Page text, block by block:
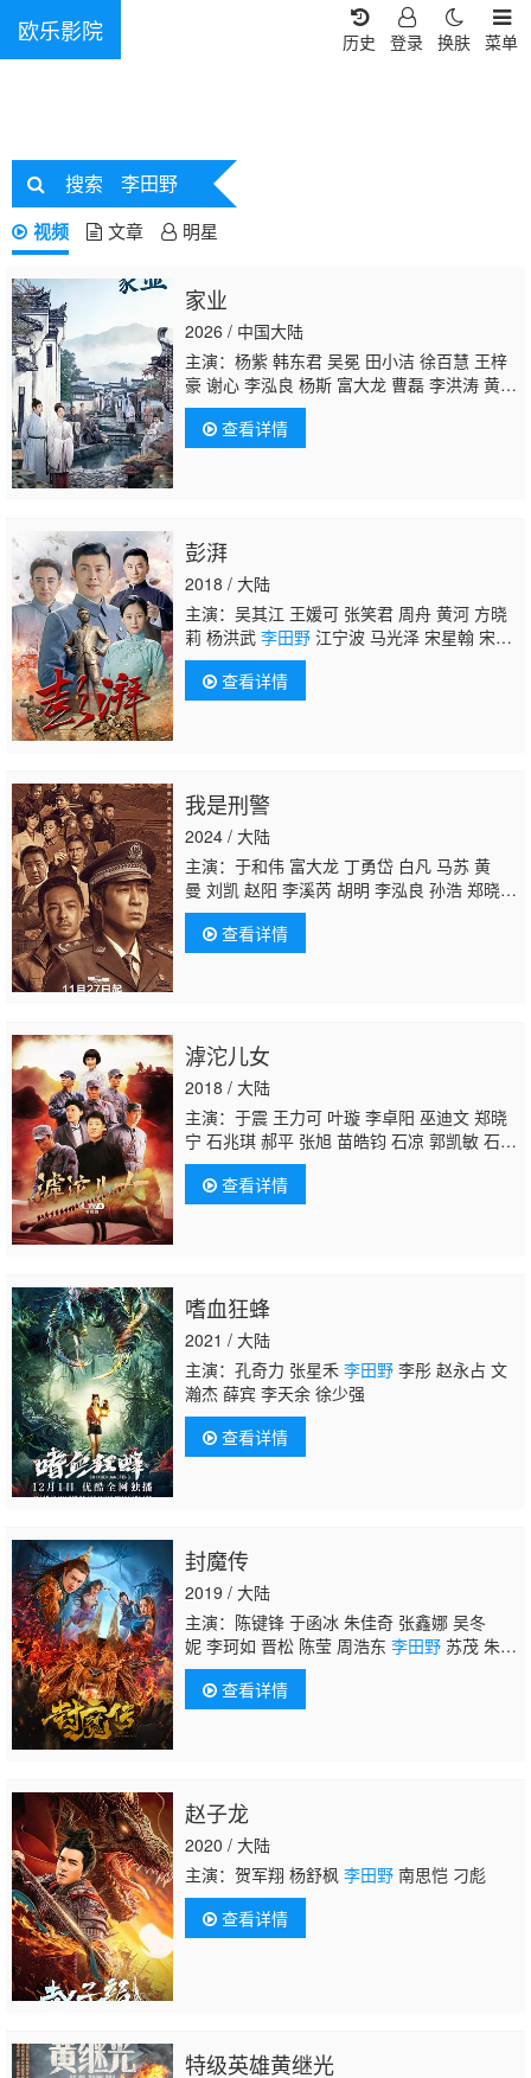
欧乐影院 菜单
换肤
登录
历史
搜索 李田野
视频 文章 明星
家业
2026 / 中国大陆
主演：杨紫 韩东君 吴冕 田小洁 徐百慧 王梓
豪 谢心 李泓良 杨斯 富大龙 曹磊 李洪涛 黄
曼 张喜前 李宝安 朱辉 刘涛 刘凯 红花 周
知 李春嫒 王婉娟 王玉宁 李煜 舒燕 付嘉 王文
绮 洪洋 张渟渟 许之糯
查看详情
彭湃
2018 / 大陆
主演：吴其江 王媛可 张笑君 周舟 黄河 方晓
莉 杨洪武 李田野江宁波 马光泽 宋星翰 宋沐
泽 鹿时源 张嘉文涵 胡安 魏威 许立军 王凯 刘
一阳 王彦江 陈育臣 王廷晖 徐连顺 常晟 陈旺
林 张静东 张彭皓 葛济玮 李玉伟 冯茗惊 李应
查看详情
我是刑警
2024 / 大陆
主演：于和伟 富大龙 丁勇岱 白凡 马苏 黄
曼 刘凯 赵阳 李溪芮 胡明 李泓良 孙浩 郑晓
宁 颜世魁 冯国强 杜功海 李宝安 周波 邵兵 李
泰 王玉宁 武笑羽 曹卫宇 赵岩松 安冬 要武 曹
骏 朱辉 高海鹏 刘恩尚 石文中 刘泊霄 白威 于
伟 刘洁 薛淑洁 薛淑杰
查看详情
滹沱儿女
2018 / 大陆
主演：于震 王力可 叶璇 李卓阳 巫迪文 郑晓
宁 石兆琪 郝平 张旭 苗皓钧 石凉 郭凯敏 石
川 孟彦森李田野
查看详情
嗜血狂蜂
2021 / 大陆
主演：孔奇力 张星禾 李田野李彤 赵永占 文
瀚杰 薛宾 李天余 徐少强
查看详情
封魔传
2019 / 大陆
主演：陈键锋 于函冰 朱佳奇 张鑫娜 吴冬
妮 李珂如 晋松 陈莹 周浩东 李田野苏茂 朱茗
義 梁家仁
查看详情
赵子龙
2020 / 大陆
主演：贺军翔 杨舒枫 李田野南思恺 刁彪
查看详情
特级英雄黄继光